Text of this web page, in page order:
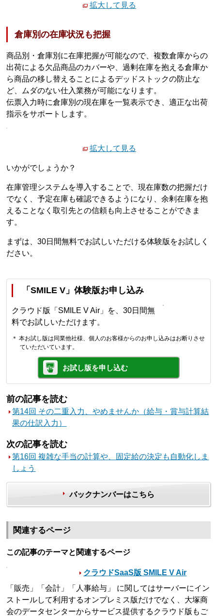
拡大して見る
倉庫別の在庫状況も把握
商品別・倉庫別に在庫把握が可能なので、複数倉庫からの
出荷による欠品商品のカバーや、過剰在庫を抱える倉庫か
ら商品の移し替えることによるデッドストックの防止な
ど、ムダのない仕入業務が可能になります。
伝票入力時に倉庫別の現在庫を一覧表示でき、適正な出荷
指示をサポートします。
拡大して見る
いかがでしょうか？
在庫管理システムを導入することで、現在庫数の把握だけ
でなく、予定在庫も確認できるようになり、余剰在庫を抱
えることなく取引先との信頼も向上させることができま
す。
まずは、30日間無料でお試しいただける体験版をお試しく
ださい。
「SMILE V」体験版お申し込み
クラウド版「SMILE V Air」を、30日間無
料でお試しいただけます。
＊ 本お試し版は同業他社様、個人のお客様からのお申し込みはお断りさせ
ていただいています。
お試し版を申し込む
前の記事を読む
第14回 その二重入力、やめませんか（給与・賞与計算結
果の仕訳入力）
次の記事を読む
第16回 複雑な手当の計算や、固定給の決定も自動化しま
しょう
バックナンバーはこちら
関連するページ
この記事のテーマと関連するページ
クラウドSaaS版 SMILE V Air
「販売」「会計」「人事給与」 に関してはサーバーにイン
ストールして利用するオンプレミス版だけでなく、大塚商
会のデータセンターからサービス提供するクラウド版もご